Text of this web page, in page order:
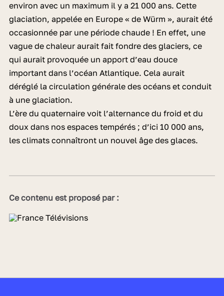
environ avec un maximum il y a 21 000 ans. Cette
glaciation, appelée en Europe « de Würm », aurait été
occasionnée par une période chaude ! En effet, une
vague de chaleur aurait fait fondre des glaciers, ce
qui aurait provoquée un apport d’eau douce
important dans l’océan Atlantique. Cela aurait
déréglé la circulation générale des océans et conduit
à une glaciation.
L’ère du quaternaire voit l’alternance du froid et du
doux dans nos espaces tempérés ; d’ici 10 000 ans,
les climats connaîtront un nouvel âge des glaces.
Ce contenu est proposé par :